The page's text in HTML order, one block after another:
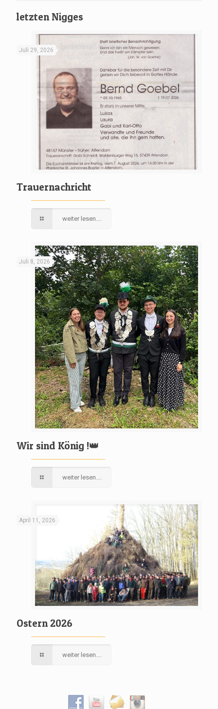
letzten Nigges
Juli 29, 2026
Trauernachricht
weiter lesen....
Juli 8, 2026
Wir sind König !👑
weiter lesen....
April 11, 2026
Ostern 2026
weiter lesen....